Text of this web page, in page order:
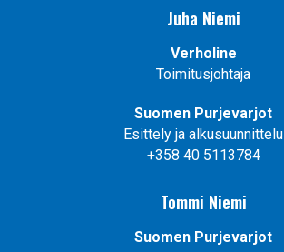
Juha Niemi
Verholine
Toimitusjohtaja
Suomen Purjevarjot
Esittely ja alkusuunnittelu
+358 40 5113784
Tommi Niemi
Suomen Purjevarjot